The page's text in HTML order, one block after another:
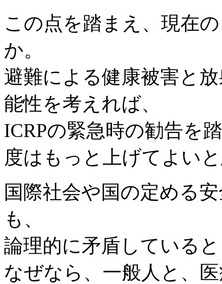
この点を踏まえ、現在
か。
避難による健康被害と
能性を考えれば、
ICRPの緊急時の勧告を
度はもっと上げてよい
国際社会や国の定める
も、
論理的に矛盾している
なぜなら、一般人と、